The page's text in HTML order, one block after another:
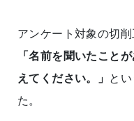
アンケート対象の切
「名前を聞いたこと
えてください。」 と
た。